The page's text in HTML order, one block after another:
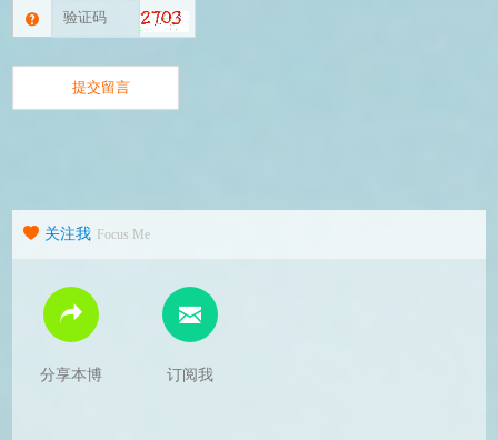
关注我 Focus Me
分享本博 订阅我